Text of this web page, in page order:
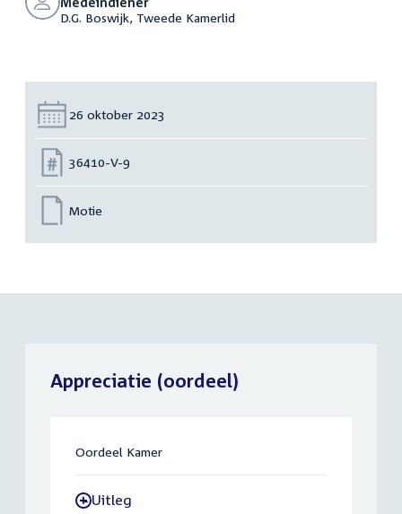
D.G. Boswijk, Tweede Kamerlid
Datum:
26 oktober 2023
Nummer:
36410-V-9
Motie
Appreciatie (oordeel)
Oordeel Kamer
-Uitleg